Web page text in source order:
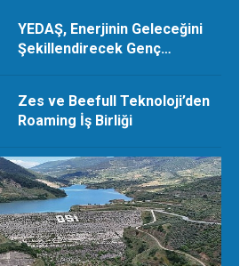
YEDAŞ, Enerjinin Geleceğini
Şekillendirecek Genç
Zes ve Beefull Teknoloji’den
Roaming İş Birliği